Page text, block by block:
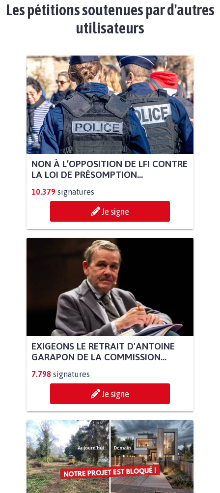
Les pétitions soutenues par d'autres
utilisateurs
NON À L’OPPOSITION DE LFI CONTRE
LA LOI DE PRÉSOMPTION...
10.379 signatures
Je signe
EXIGEONS LE RETRAIT D'ANTOINE
GARAPON DE LA COMMISSION...
7.798 signatures
Je signe